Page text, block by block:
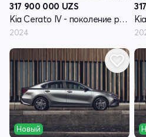
317 900 000 UZS
Kia Cerato IV - поколение рестайлинг
2024
Новый